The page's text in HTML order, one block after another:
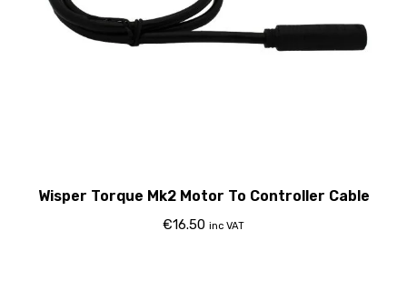
Wisper Torque Mk2 Motor To Controller Cable
€16.50 inc VAT